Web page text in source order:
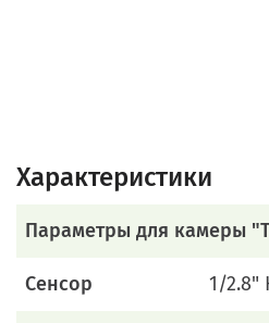
Характеристики
Параметры для камеры
Сенсор 1/2.8"